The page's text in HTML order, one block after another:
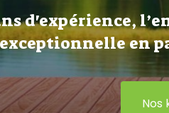
d'expérience,
en
Nos